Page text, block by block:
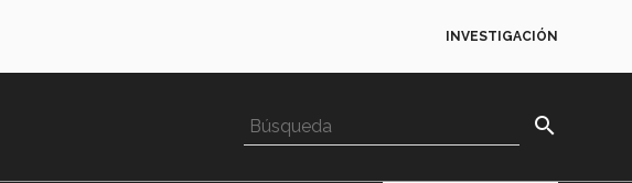
INVESTIGACIÓN
search